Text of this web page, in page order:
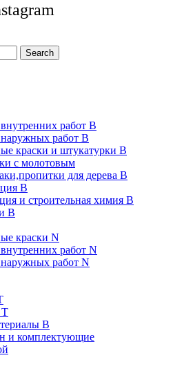
Search
работ B
работ B
краски и штукатурки В
с молотовым
для дерева В
В
и строительная химия В
B
краски N
работ N
работ N
В
и комплектующие